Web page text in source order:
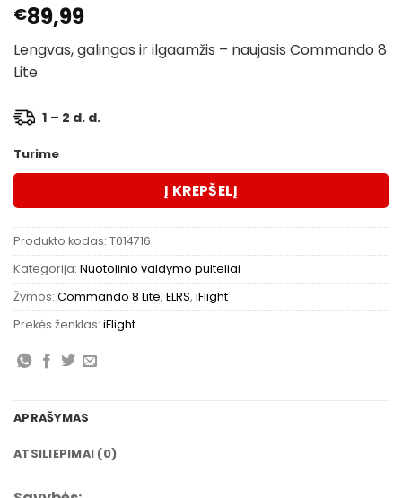
€89,99
Lengvas, galingas ir ilgaamžis – naujasis Commando 8
Lite
1 – 2 d. d.
Turime
Į KREPŠELĮ
Produkto kodas: T014716
Kategorija: Nuotolinio valdymo pulteliai
Žymos: Commando 8 Lite, ELRS, iFlight
Prekės ženklas: iFlight
APRAŠYMAS
ATSILIEPIMAI (0)